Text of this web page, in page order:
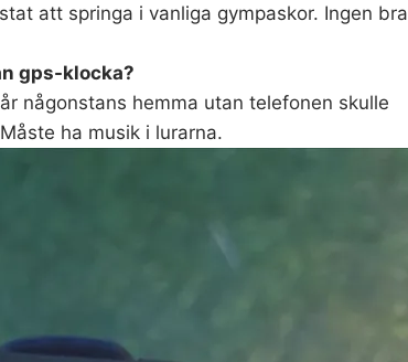
att springa i vanliga gympaskor. Ingen bra
gps-klocka?
någonstans hemma utan telefonen skulle
ha musik i lurarna.